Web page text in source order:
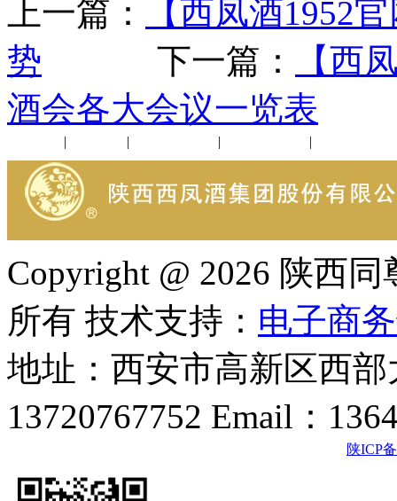
上一篇：
【西凤酒1952
势 下一篇：
【西
酒会各大会议一览表
| | | |
Copyright @ 2026 陕西
所有 技术支持： 电子商
地址：西安市高新区西
13720767752 Email：
陕ICP